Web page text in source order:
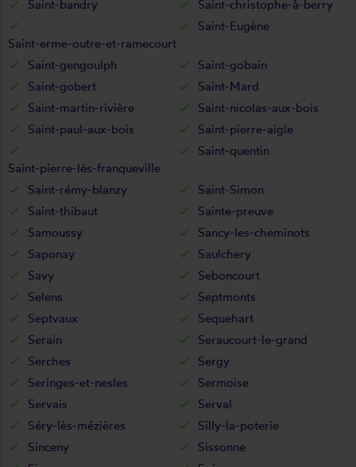
Saint-bandry Saint-christophe-à-berry
Saint-erme-outre-et-ramecourt
Saint-Eugène
Saint-gengoulph
Saint-gobain
Saint-gobert
Saint-Mard
Saint-martin-rivière
Saint-nicolas-aux-bois
Saint-paul-aux-bois
Saint-pierre-aigle
Saint-pierre-lès-franqueville
Saint-quentin
Saint-rémy-blanzy
Saint-Simon
Saint-thibaut
Sainte-preuve
Samoussy
Sancy-les-cheminots
Saponay
Saulchery
Savy
Seboncourt
Selens
Septmonts
Septvaux
Sequehart
Serain
Seraucourt-le-grand
Serches
Sergy
Seringes-et-nesles
Sermoise
Servais
Serval
Séry-lès-mézières
Silly-la-poterie
Sinceny
Sissonne